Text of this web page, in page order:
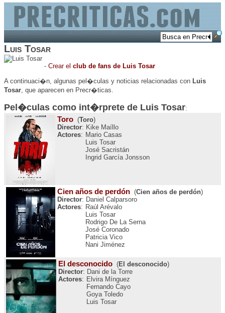
Luis Tosar
- Crear el club de fans de Luis Tosar
A continuaci�n, algunas pel�culas y noticias relacionadas con Luis
Tosar , que aparecen en Precr�ticas.
Pel�culas como int�rprete de Luis Tosar:
Toro (Toro)
Director: Kike Maíllo
Actores: Mario Casas
Luis Tosar
José Sacristán
Ingrid García Jonsson
Cien años de perdón (Cien años de perdón)
Director: Daniel Calparsoro
Actores: Raúl Arévalo
Luis Tosar
Rodrigo De La Serna
José Coronado
Patricia Vico
Nani Jiménez
El desconocido (El desconocido)
Director: Dani de la Torre
Actores: Elvira Mínguez
Fernando Cayo
Goya Toledo
Luis Tosar